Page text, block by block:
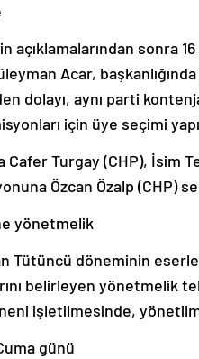
açıklamalarından sonra
Acar,
dolayı, aynı parti
için üye seçimi
Turgay (CHP), İsim
Özcan Özalp (CHP)
yönetmelik
Tütüncü döneminin
belirleyen yönetmelik
işletilmesinde,
günü